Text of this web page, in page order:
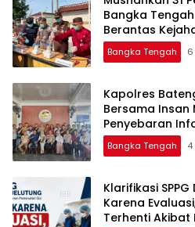
Bangka
Berantas
Bangka Tengah
‎Kapolres
Bersama Insan
Penyebaran
Layanan Polri 110
Bangka Tengah
‎Klarifikasi
Karena
Terhenti Akibat